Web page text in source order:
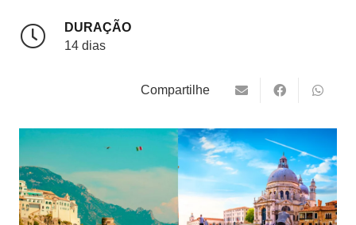
DURAÇÃO
14 dias
Compartilhe